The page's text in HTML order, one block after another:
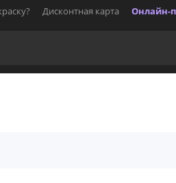
Дисконтная карта Онлайн-